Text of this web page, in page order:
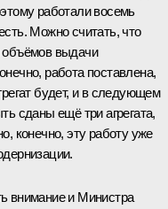
работали восемь
Можно считать, что
объёмов выдачи
работа поставлена,
будет, и в следующем
сданы ещё три агрегата,
конечно, эту работу уже
внимание и Министра